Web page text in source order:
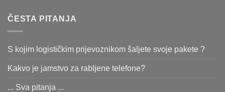
ČESTA PITANJA
S kojim logističkim prijevoznikom šaljete svoje pakete ?
Kakvo je jamstvo za rabljene telefone?
... Sva pitanja ...